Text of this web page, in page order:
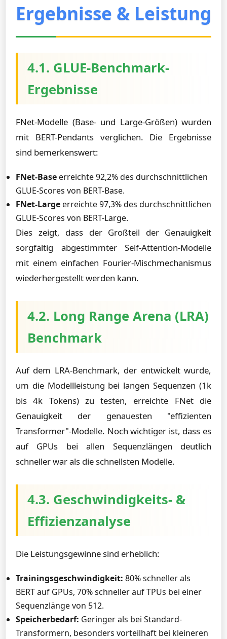
Ergebnisse & Leistung
4.1. GLUE-Benchmark-
Ergebnisse
FNet-Modelle (Base- und Large-Größen) wurden
mit BERT-Pendants verglichen. Die Ergebnisse
sind bemerkenswert:
FNet-Baseerreichte 92,2% des durchschnittlichen
GLUE-Scores von BERT-Base.
FNet-Largeerreichte 97,3% des durchschnittlichen
GLUE-Scores von BERT-Large.
Dies zeigt, dass der Großteil der Genauigkeit
sorgfältig abgestimmter Self-Attention-Modelle
mit einem einfachen Fourier-Mischmechanismus
wiederhergestellt werden kann.
4.2. Long Range Arena (LRA)
Benchmark
Auf dem LRA-Benchmark, der entwickelt wurde,
um die Modellleistung bei langen Sequenzen (1k
bis 4k Tokens) zu testen, erreichte FNet die
Genauigkeit der genauesten "effizienten
Transformer"-Modelle. Noch wichtiger ist, dass es
auf GPUs bei allen Sequenzlängen deutlich
schneller war als die schnellsten Modelle.
4.3. Geschwindigkeits- &
Effizienzanalyse
Die Leistungsgewinne sind erheblich:
Trainingsgeschwindigkeit: 80% schneller als
BERT auf GPUs, 70% schneller auf TPUs bei einer
Sequenzlänge von 512.
Speicherbedarf: Geringer als bei Standard-
Transformern, besonders vorteilhaft bei kleineren